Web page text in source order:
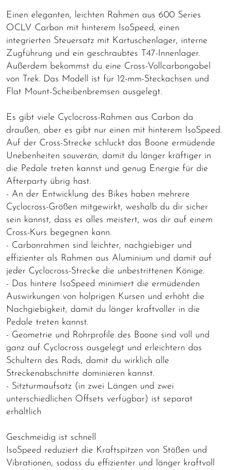
Einen eleganten, leichten Rahmen aus 600 Series
OCLV Carbon mit hinterem IsoSpeed, einen
integrierten Steuersatz mit Kartuschenlager, interne
Zugführung und ein geschraubtes T47-Innenlager.
Außerdem bekommst du eine Cross-Vollcarbongabel
von Trek. Das Modell ist für 12-mm-Steckachsen und
Flat Mount-Scheibenbremsen ausgelegt.
Es gibt viele Cyclocross-Rahmen aus Carbon da
draußen, aber es gibt nur einen mit hinterem IsoSpeed.
Auf der Cross-Strecke schluckt das Boone ermüdende
Unebenheiten souverän, damit du länger kräftiger in
die Pedale treten kannst und genug Energie für die
Afterparty übrig hast.
- An der Entwicklung des Bikes haben mehrere
Cyclocross-Größen mitgewirkt, weshalb du dir sicher
sein kannst, dass es alles meistert, was dir auf einem
Cross-Kurs begegnen kann.
- Carbonrahmen sind leichter, nachgiebiger und
effizienter als Rahmen aus Aluminium und damit auf
jeder Cyclocross-Strecke die unbestrittenen Könige.
- Das hintere IsoSpeed minimiert die ermüdenden
Auswirkungen von holprigen Kursen und erhöht die
Nachgiebigkeit, damit du länger kraftvoller in die
Pedale treten kannst.
- Geometrie und Rohrprofile des Boone sind voll und
ganz auf Cyclocross ausgelegt und erleichtern das
Schultern des Rads, damit du wirklich alle
Streckenabschnitte dominieren kannst.
- Sitzturmaufsatz (in zwei Längen und zwei
unterschiedlichen Offsets verfügbar) ist separat
erhältlich
Geschmeidig ist schnell
IsoSpeed reduziert die Kraftspitzen von Stößen und
Vibrationen, sodass du effizienter und länger kraftvoll